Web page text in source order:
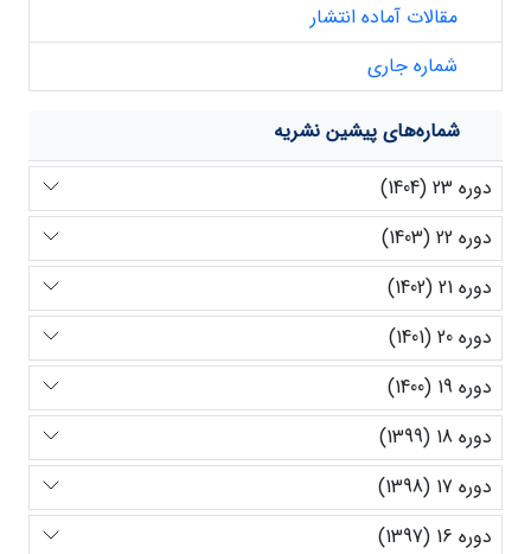
مقالات آماده انتشار
شماره جاری
شماره‌های پیشین نشریه
دوره 23 (1404)
دوره 22 (1403)
دوره 21 (1402)
دوره 20 (1401)
دوره 19 (1400)
دوره 18 (1399)
دوره 17 (1398)
دوره 16 (1397)